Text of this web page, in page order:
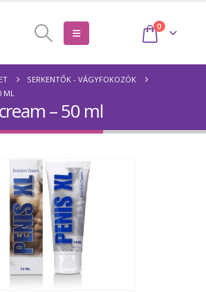
0
SERKENTŐK - VÁGYFOKOZÓK
ML
– 50 ml